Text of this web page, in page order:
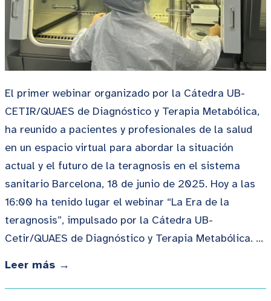
El primer webinar organizado por la Cátedra UB-
CETIR/QUAES de Diagnóstico y Terapia Metabólica,
ha reunido a pacientes y profesionales de la salud
en un espacio virtual para abordar la situación
actual y el futuro de la teragnosis en el sistema
sanitario Barcelona, 18 de junio de 2025. Hoy a las
16:00 ha tenido lugar el webinar “La Era de la
teragnosis”, impulsado por la Cátedra UB-
Cetir/QUAES de Diagnóstico y Terapia Metabólica. …
Leer más →